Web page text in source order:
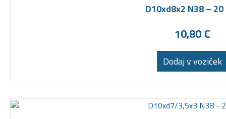
D10xd8x2 N38 –
10,80€
Dodaj v voziček